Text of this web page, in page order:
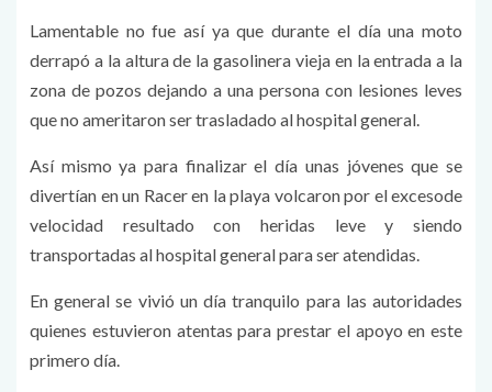
Lamentable no fue así ya que durante el día una moto
derrapó a la altura de la gasolinera vieja en la entrada a la
zona de pozos dejando a una persona con lesiones leves
que no ameritaron ser trasladado al hospital general.
Así mismo ya para finalizar el día unas jóvenes que se
divertían en un Racer en la playa volcaron por el excesode
velocidad resultado con heridas leve y siendo
transportadas al hospital general para ser atendidas.
En general se vivió un día tranquilo para las autoridades
quienes estuvieron atentas para prestar el apoyo en este
primero día.